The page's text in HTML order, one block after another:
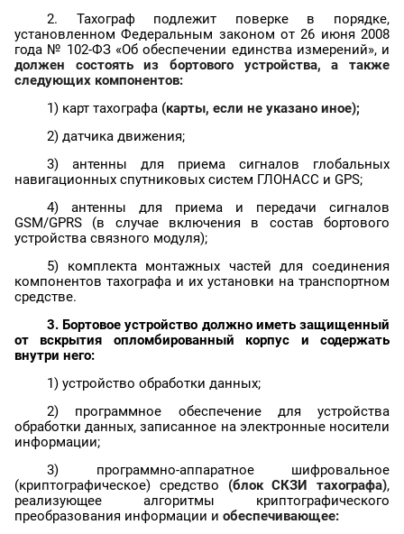
2. Тахографподлежит поверке в порядке,
установленном Федеральным законом от 26 июня 2008
года № 102-ФЗ «Об обеспечении единства измерений», и
должен состоять из бортового устройства, а также
следующих компонентов:
1) карт тахографа (карты, если не указано иное);
2) датчика движения;
3) антенны для приема сигналов глобальных
навигационных спутниковых систем ГЛОНАСС и GPS;
4) антенны для приема и передачи сигналов
GSM/GPRS (в случае включения в состав бортового
устройства связного модуля);
5) комплекта монтажных частей для соединения
компонентов тахографа и их установки на транспортном
средстве.
3. Бортовое устройство должно иметь защищенный
от вскрытия опломбированный корпус и содержать
внутри него:
1) устройство обработки данных;
2) программное обеспечение для устройства
обработки данных, записанное на электронные носители
информации;
3) программно-аппаратное шифровальное
(криптографическое) средство (блок СКЗИ тахографа),
реализующее алгоритмы криптографического
преобразования информации и обеспечивающее: